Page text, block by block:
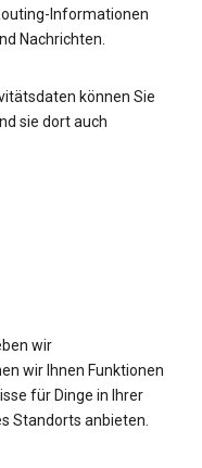
Informationen
Nachrichten.
können Sie
sie dort auch
wir
wir Ihnen Funktionen
für Dinge in Ihrer
Standorts anbieten.